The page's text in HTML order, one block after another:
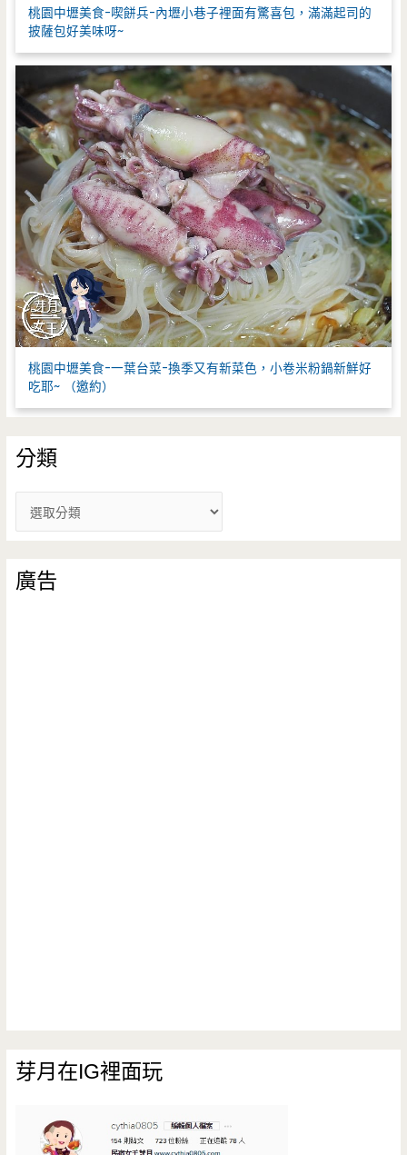
桃園中壢美食-喫餅兵-內壢小巷子裡面有驚喜包，滿滿起司的
披薩包好美味呀~
桃園中壢美食-一葉台菜-換季又有新菜色，小卷米粉鍋新鮮好
吃耶~ （邀約）
分類
類
廣告
芽月在IG裡面玩